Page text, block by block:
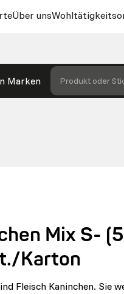
Über uns
Marken Produkt oder
Mix S-
Karton
Fleisch Kaninchen. Sie